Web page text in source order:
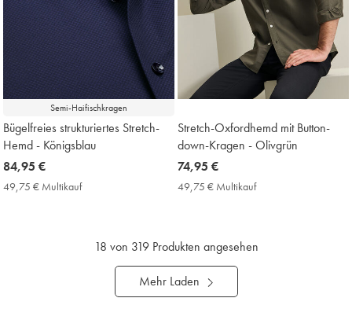
Semi-Haifischkragen
Bügelfreies strukturiertes Stretch-
Hemd - Königsblau
now
84,95
84,95 €
49,75 € Multikauf49,75
Stretch-Oxfordhemd mit Button-
down-Kragen - Olivgrün
now
74,95
74,95 €
49,75 € Multikauf49,75
18 von 319 Produkten angesehen
Mehr Laden